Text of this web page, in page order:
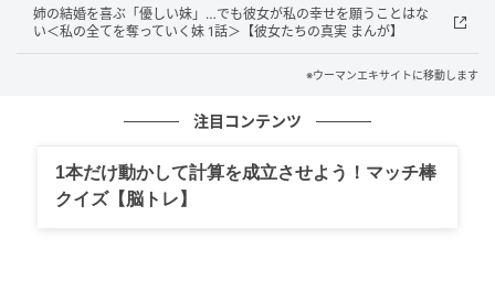
姉の結婚を喜ぶ「優しい妹」…でも彼女が私の幸せを願うことはな
い＜私の全てを奪っていく妹 1話＞【彼女たちの真実 まんが】
※ウーマンエキサイトに移動します
注目コンテンツ
1本だけ動かして計算を成立させよう！マッチ棒
クイズ【脳トレ】